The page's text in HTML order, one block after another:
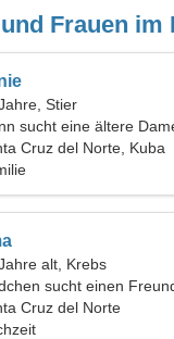
Frauen im
Stier
sucht eine ältere
Cruz del Norte, Kuba
alt, Krebs
sucht einen
Cruz del Norte